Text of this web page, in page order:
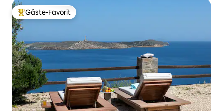
Beliebter Gäste-Favorit.
Gäste-Favorit